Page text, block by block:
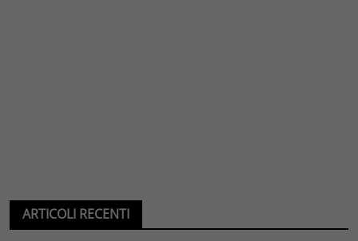
ARTICOLI RECENTI